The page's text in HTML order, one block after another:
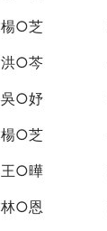
楊○芝
洪○芩
吳○妤
楊○芝
王○曄
林○恩